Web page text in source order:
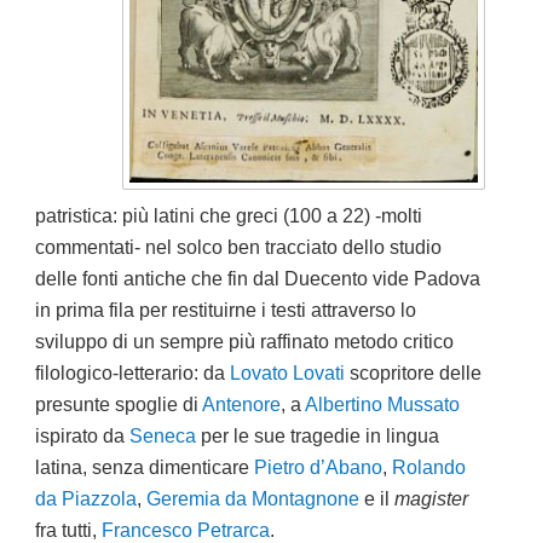
patristica: più latini che greci (100 a 22) -molti
commentati- nel solco ben tracciato dello studio
delle fonti antiche che fin dal Duecento vide Padova
in prima fila per restituirne i testi attraverso lo
sviluppo di un sempre più raffinato metodo critico
filologico-letterario: da Lovato Lovati scopritore delle
presunte spoglie di Antenore, a Albertino Mussato
ispirato da Seneca per le sue tragedie in lingua
latina, senza dimenticare Pietro d’Abano, Rolando
da Piazzola, Geremia da Montagnone e il magister
fra tutti, Francesco Petrarca.